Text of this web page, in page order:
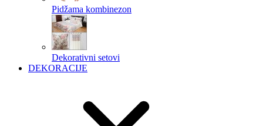
Pidžama kombinezon
Dekorativni setovi
DEKORACIJE